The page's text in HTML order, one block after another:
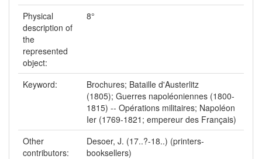
Physical
description of
the
represented
object:
8°
Keyword:
Brochures; Bataille d'Austerlitz
(1805); Guerres napoléoniennes (1800-
1815) -- Opérations militaires; Napoléon
Ier (1769-1821; empereur des Français)
Other
contributors:
Desoer, J. (17..?-18..) (printers-
booksellers)